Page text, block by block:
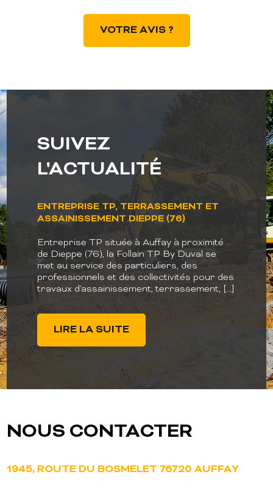
VOTRE AVIS ?
SUIVEZ
L'ACTUALITÉ
ENTREPRISE TP, TERRASSEMENT ET
ASSAINISSEMENT DIEPPE (76)
Entreprise TP située à Auffay à proximité
de Dieppe (76), la Follain TP By Duval se
met au service des particuliers, des
professionnels et des collectivités pour des
travaux d'assainissement, terrassement, [...]
LIRE LA SUITE
SUIVEZ
L'ACTUALITÉ
VENTE CONCASSÉ
LIRE LA SUITE
NOUS CONTACTER
1945, ROUTE DU BOSMELET 76720 AUFFAY